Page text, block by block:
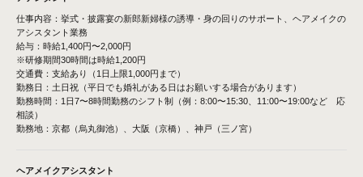
仕事内容：挙式・披露宴の新郎新婦様の誘導・身の回りのサポート、ヘアメイクの
アシスタント業務
給与：時給1,400円〜2,000円
※研修期間30時間は時給1,200円
交通費：支給あり（1日上限1,000円まで）
勤務日：土日祝（平日でも婚礼がある日はお願いする場合があります）
勤務時間：1日7〜8時間勤務のシフト制（例：8:00〜15:30、11:00〜19:00など 応
相談）
勤務地：京都（烏丸御池）、大阪（京橋）、神戸（三ノ宮）
ヘアメイクアシスタント